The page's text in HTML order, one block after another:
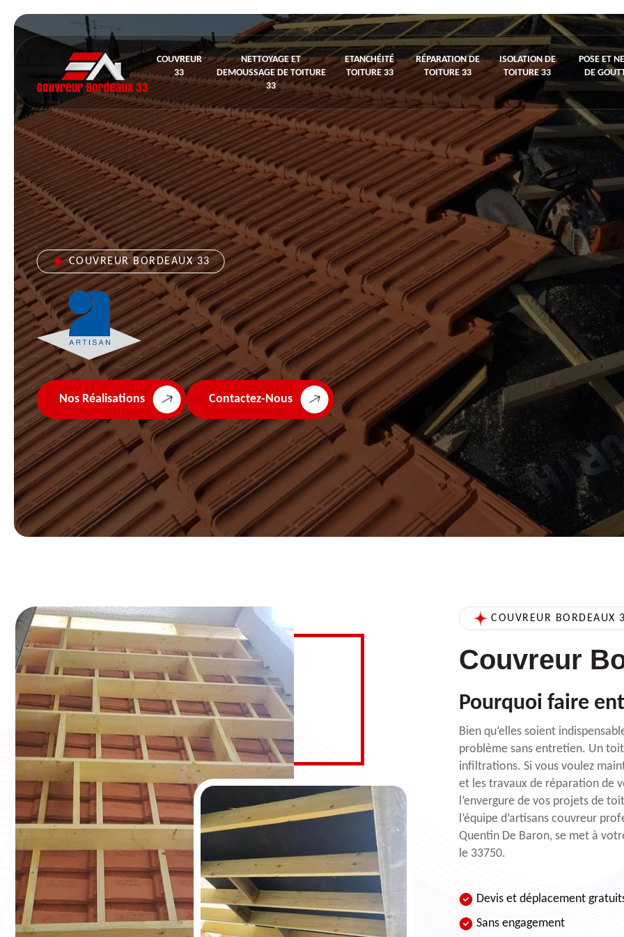
COUVREUR
33
NETTOYAGE ET
DEMOUSSAGE DE TOITURE
33
ETANCHÉITÉ
TOITURE 33
RÉPARATION DE
TOITURE 33
ISOLATION DE
TOITURE 33
POSE ET
DE
COUVREUR BORDEAUX 33
Nos Réalisations Contactez-Nous
COUVREUR BORDEAUX
Couvreur
Pourquoi faire
Bien qu’elles soient
problème sans entretien. Un
infiltrations. Si vous voulez
et les travaux de réparation de
l’envergure de vos projets de
l’équipe d’artisans couvreur
Quentin De Baron, se met à
le 33750.
Devis et déplacement
Sans engagement